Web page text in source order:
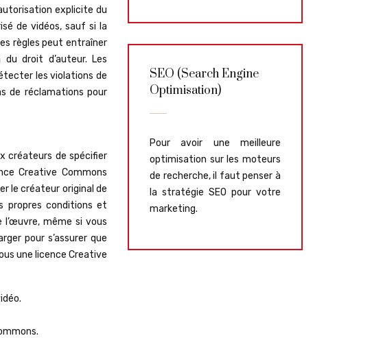
explicite du
de vidéos, sauf si la
règles peut entraîner
droit d’auteur. Les
les violations de
de réclamations pour
créateurs de spécifier
Creative Commons
le créateur original de
propres conditions et
même si vous
pour s’assurer que
une licence Creative
SEO (Search Engine
Optimisation)
Pour avoir une meilleure
optimisation sur les moteurs
de recherche, il faut penser à
la stratégie SEO pour votre
marketing.